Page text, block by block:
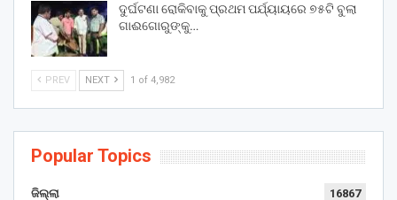
ଦୁର୍ଘଟଣା ରୋକିବାକୁ ପ୍ରଥମ ପର୍ଯ୍ୟାୟରେ ୭୫ଟି ବୁଲା
ଗାଈଗୋରୁଙ୍କୁ…
PREV NEXT 1 of 4,982
Popular Topics
ଜିଲ୍ଲା 16867